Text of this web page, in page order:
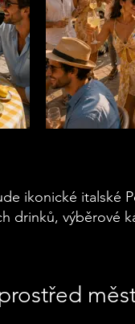
ikonické italské
drinků, výběrové